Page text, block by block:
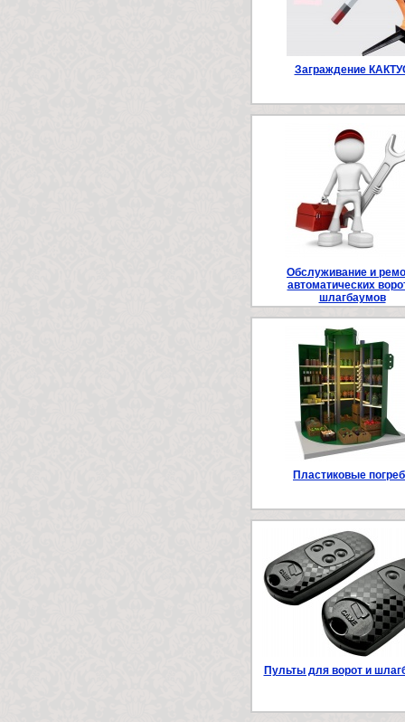
Заграждение
Обслуживание и
автоматических
шлагбаумов
Пластиковые
Пульты для ворот и